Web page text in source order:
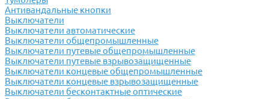
Антивандальные кнопки
Выключатели
Выключатели автоматические
Выключатели общепромышленные
Выключатели путевые общепромышленные
Выключатели путевые взрывозащищенные
Выключатели концевые общепромышленные
Выключатели концевые взрывозащищенные
Выключатели бесконтактные оптические